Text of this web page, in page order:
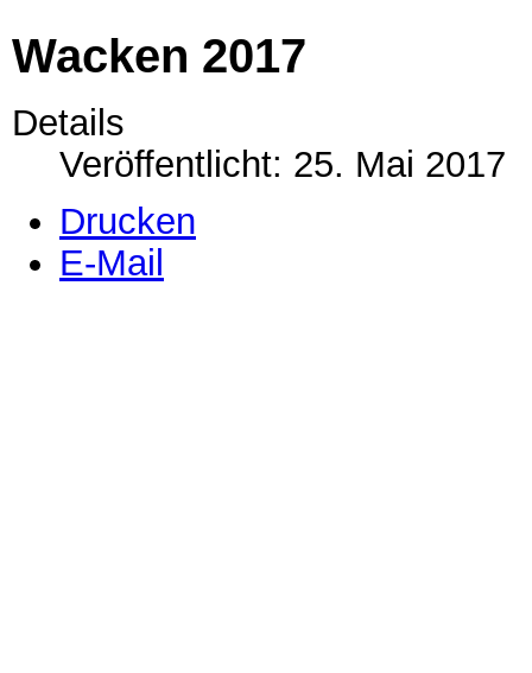
Wacken 2017
Details
Veröffentlicht: 25. Mai 2017
Drucken
E-Mail